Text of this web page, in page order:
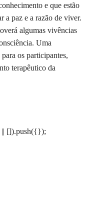
e que estão
a paz e a razão de viver.
algumas vivências
Uma
os participantes,
terapêutico da
|| []).push({});